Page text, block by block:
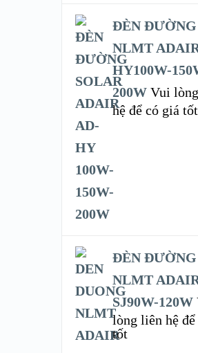
ĐÈN ĐƯỜNG
NLMT
HY100W-
200W Vui
hệ để có giá tốt
ĐÈN ĐƯỜNG
NLMT
SJ90W-120W
lòng liên hệ để
tốt